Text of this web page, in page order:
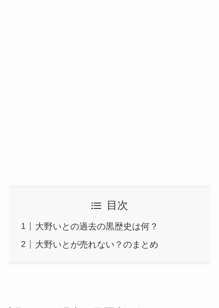
目次
大野いとの過去の黒歴史は何？
大野いとが売れない？のまとめ